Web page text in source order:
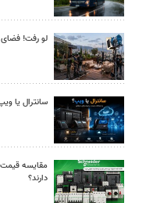
لو رفت! فضای
سانترال یا
مقایسه قیمت
دارند؟